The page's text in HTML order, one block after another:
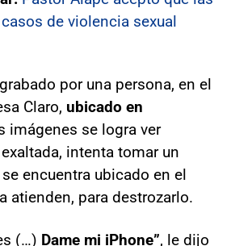
de violencia sexual
por una persona, en el
Claro, ubicado en
imágenes se logra ver
intenta tomar un
encuentra ubicado en el
atienden, para destrozarlo.
(…) Dame mi iPhone”, le dijo